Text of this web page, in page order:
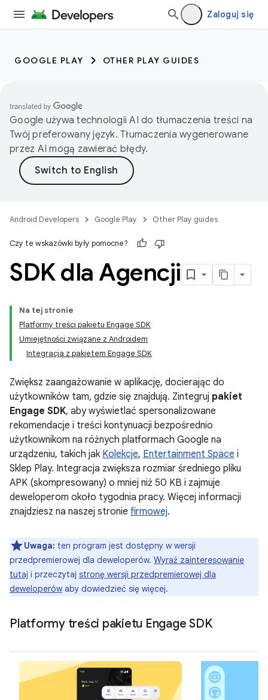
Zaloguj się
GOOGLE PLAY OTHER PLAY GUIDES
Google używa technologii AI do tłumaczenia treści na
Twój preferowany język. Tłumaczenia wygenerowane
przez AI mogą zawierać błędy.
Android Developers Google Play Other Play guides
Czy te wskazówki były pomocne?
SDK dla Agencji
Na tej stronie
Platformy treści pakietu Engage SDK
Umiejętności związane z Androidem
Integracja z pakietem Engage SDK
Zwiększ zaangażowanie w aplikację, docierając do
użytkowników tam, gdzie się znajdują. Zintegruj pakiet
Engage SDK, aby wyświetlać spersonalizowane
rekomendacje i treści kontynuacji bezpośrednio
użytkownikom na różnych platformach Google na
urządzeniu, takich jak Kolekcje, Entertainment Space i
Sklep Play. Integracja zwiększa rozmiar średniego pliku
APK (skompresowany) o mniej niż 50 KB i zajmuje
deweloperom około tygodnia pracy. Więcej informacji
znajdziesz na naszej stronie firmowej.
Uwaga: ten program jest dostępny w wersji
przedpremierowej dla deweloperów. Wyraź zainteresowanie
tutaj i przeczytaj stronę wersji przedpremierowej dla
deweloperów aby dowiedzieć się więcej.
Platformy treści pakietu Engage SDK